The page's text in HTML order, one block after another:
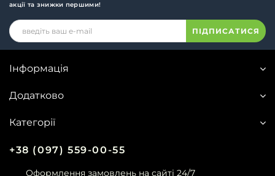
акції та знижки першими!
ПІДПИСАТИСЯ
Інформація
Додатково
Категорії
+38 (097) 559-00-55
Оформлення замовлень на сайті 24/7